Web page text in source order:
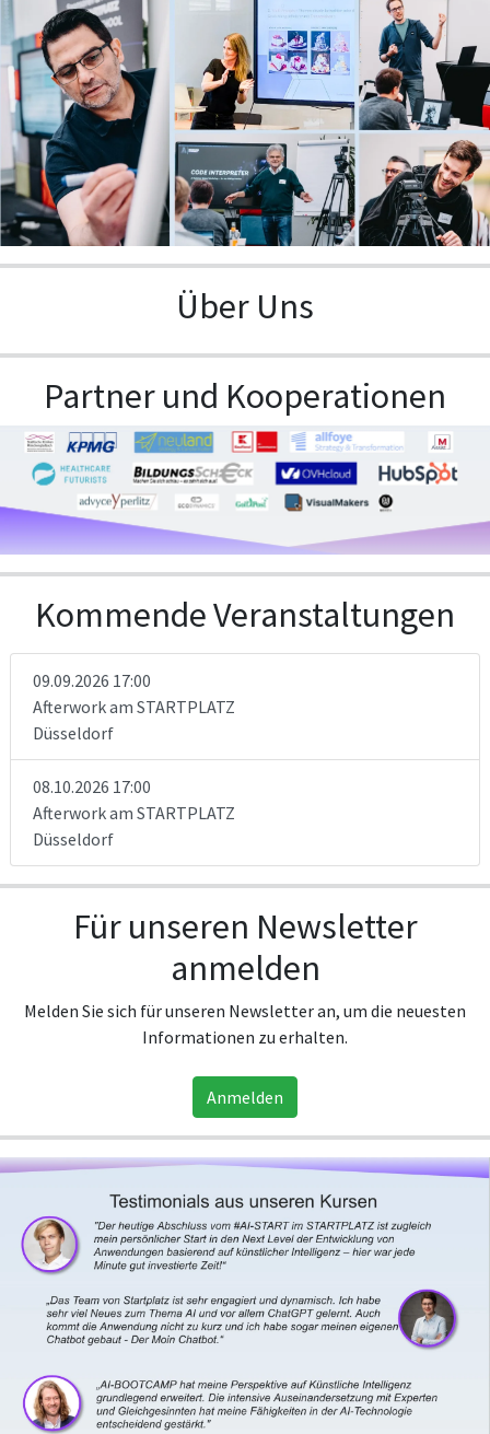
Über Uns
Partner und Kooperationen
Kommende Veranstaltungen
09.09.2026 17:00
Afterwork am STARTPLATZ
Düsseldorf
08.10.2026 17:00
Afterwork am STARTPLATZ
Düsseldorf
Für unseren Newsletter
anmelden
Melden Sie sich für unseren Newsletter an, um die neuesten
Informationen zu erhalten.
Anmelden